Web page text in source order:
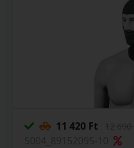
11 420 Ft